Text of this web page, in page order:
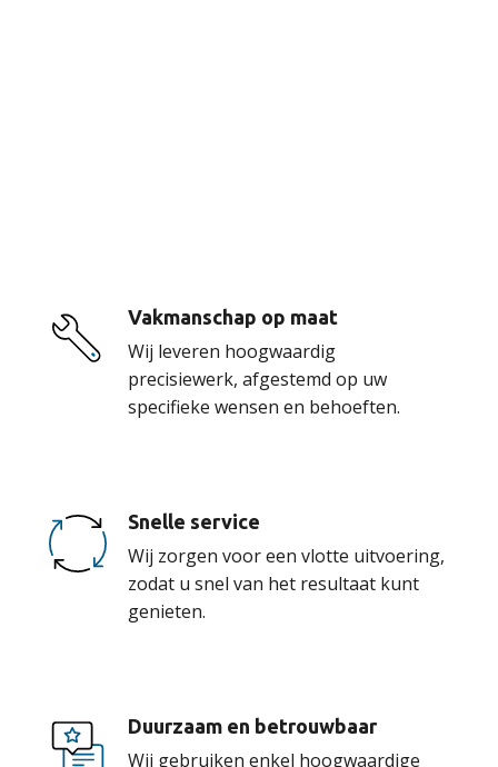
Vakmanschap op maat
Wij leveren hoogwaardig
precisiewerk, afgestemd op uw
specifieke wensen en behoeften.
Snelle service
Wij zorgen voor een vlotte uitvoering,
zodat u snel van het resultaat kunt
genieten.
Duurzaam en betrouwbaar
Wij gebruiken enkel hoogwaardige